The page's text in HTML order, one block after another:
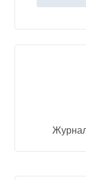
г
а
ц
п